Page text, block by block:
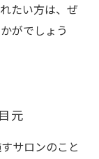
たい方は、ぜ
がでしょう
元
サロンのこと